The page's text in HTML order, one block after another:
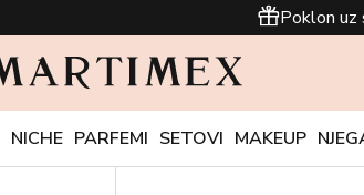
Poklon uz
NICHE PARFEMI SETOVI MAKEUP